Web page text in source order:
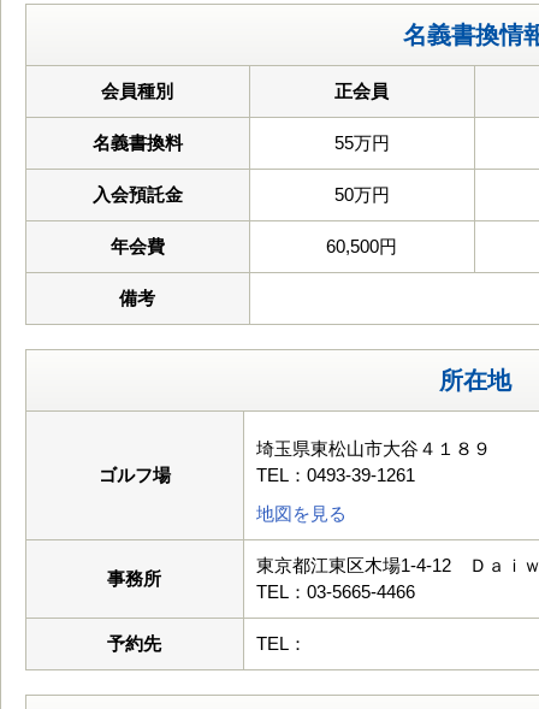
名義書換情
会員種別 正会員
名義書換料 55万円
入会預託金 50万円
年会費 60,500円
備考
所在地
ゴルフ場
埼玉県東松山市大谷４１８９
TEL：0493-39-1261
地図を見る
事務所
東京都江東区木場1-4-12 Ｄａｉ
TEL：03-5665-4466
予約先 TEL：